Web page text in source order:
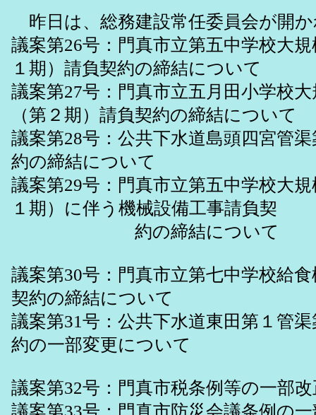
昨日は、総務建設常任委員会が開
議案第26号：門真市立第五中学校大
１期）請負契約の締結について
議案第27号：門真市立五月田小学校
（第２期）請負契約の締結について
議案第28号：公共下水道島頭四宮管
約の締結について
議案第29号：門真市立第五中学校大
１期）に伴う機械設備工事請負契
約の締結について
議案第30号：門真市立第七中学校給
契約の締結について
議案第31号：公共下水道東田第１管
約の一部変更について
議案第32号：門真市税条例等の一部